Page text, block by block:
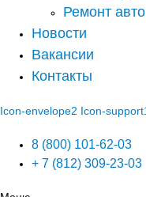
Ремонт
Новости
Вакансии
Контакты
Icon-envelope2 Icon-
8 (800) 101-62-03
+ 7 (812) 309-23-03